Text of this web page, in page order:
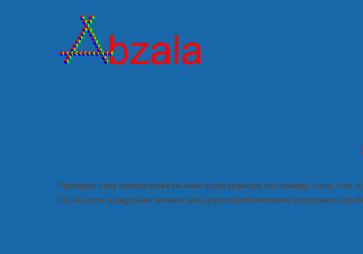
Прежде чем высказывать мне возмущение по поводу того,
Почти все выкройки имеют общеупотребительное решение или